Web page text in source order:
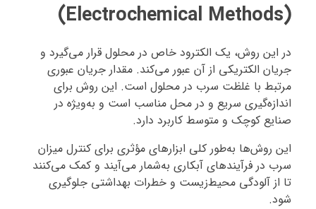
(Electrochemical Methods)
در این روش، یک الکترود خاص در محلول قرار می‌گیرد و
جریان الکتریکی از آن عبور می‌کند. مقدار جریان عبوری
مرتبط با غلظت سرب در محلول است. این روش برای
اندازه‌گیری سریع و در محل مناسب است و به‌ویژه در
صنایع کوچک و متوسط کاربرد دارد.
این روش‌ها به‌طور کلی ابزارهای مؤثری برای کنترل میزان
سرب در فرآیندهای آبکاری به‌شمار می‌آیند و کمک می‌کنند
تا از آلودگی محیط‌زیست و خطرات بهداشتی جلوگیری
شود.